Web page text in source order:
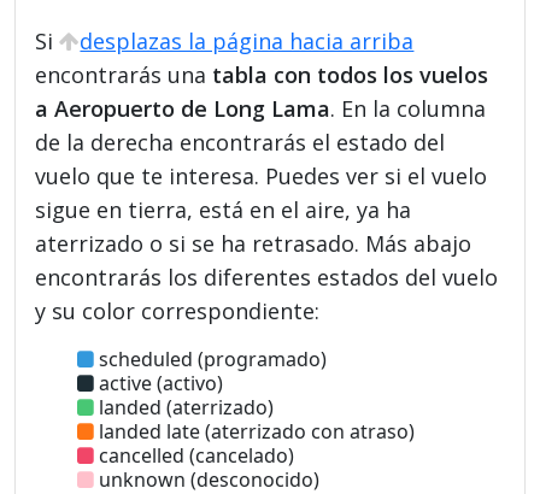
Si
desplazas la página hacia arriba
encontrarás una tabla con todos los vuelos
a Aeropuerto de Long Lama. En la columna
de la derecha encontrarás el estado del
vuelo que te interesa. Puedes ver si el vuelo
sigue en tierra, está en el aire, ya ha
aterrizado o si se ha retrasado. Más abajo
encontrarás los diferentes estados del vuelo
y su color correspondiente:
scheduled (programado)
active (activo)
landed (aterrizado)
landed late (aterrizado con atraso)
cancelled (cancelado)
unknown (desconocido)